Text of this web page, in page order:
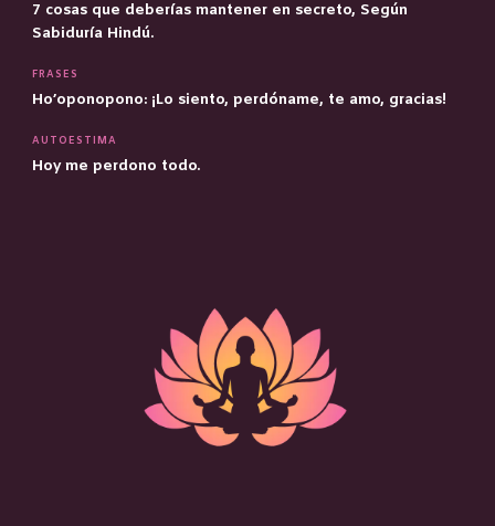
7 cosas que deberías mantener en secreto, Según
Sabiduría Hindú.
FRASES
Ho’oponopono: ¡Lo siento, perdóname, te amo, gracias!
AUTOESTIMA
Hoy me perdono todo.